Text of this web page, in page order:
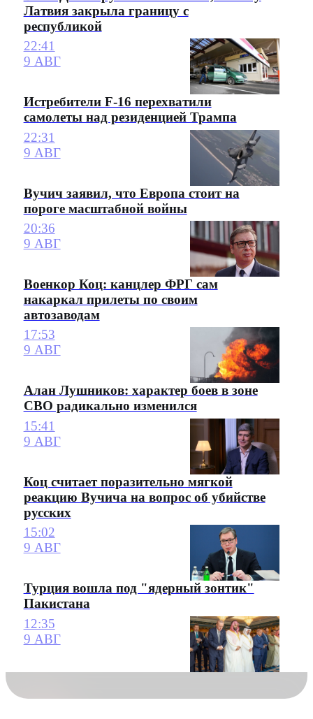
Латвия закрыла границу с
республикой
22:41
9 АВГ
Истребители F-16 перехватили
самолеты над резиденцией Трампа
22:31
9 АВГ
Вучич заявил, что Европа стоит на
пороге масштабной войны
20:36
9 АВГ
Военкор Коц: канцлер ФРГ сам
накаркал прилеты по своим
автозаводам
17:53
9 АВГ
Алан Лушников: характер боев в зоне
СВО радикально изменился
15:41
9 АВГ
Коц считает поразительно мягкой
реакцию Вучича на вопрос об убийстве
русских
15:02
9 АВГ
Турция вошла под "ядерный зонтик"
Пакистана
12:35
9 АВГ